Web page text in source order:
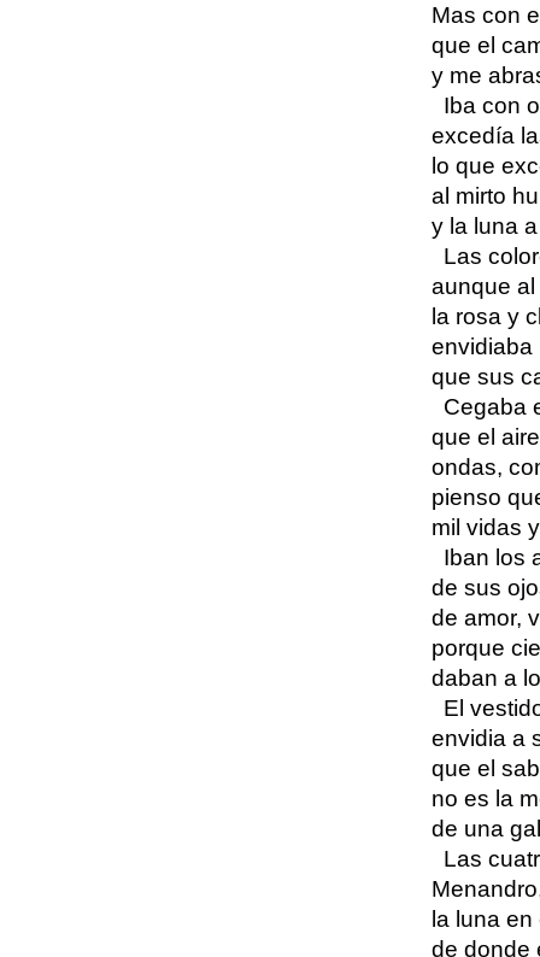
Mas con
que el
y me
Iba con
excedía
lo que
al mirto
y la luna
Las
aunque
la rosa y
envidiaba
que sus
Cegaba
que el
ondas,
pienso
mil vidas
Iban los
de sus
de amor,
porque
daban a
El
envidia a
que el
no es la
de una
Las
la luna
de donde